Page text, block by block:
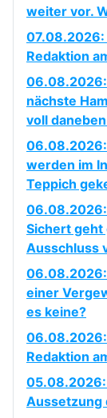
weiter vor.
07.08.2026:
Redaktion
06.08.2026:
nächste
voll
werden im
Teppich
Sichert geht
Ausschluss
06.08.2026:
einer
es keine?
06.08.2026:
Redaktion
05.08.2026:
Aussetzung